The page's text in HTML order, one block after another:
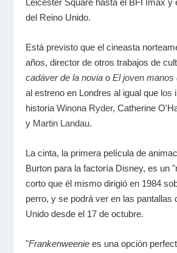
Leicester Square hasta el BFI Imax y
del Reino Unido.
Está previsto que el cineasta
años, director de otros trabajos de
cadáver de la novia oEl joven manos
al estreno en Londres al igual que los
historiaWinona Ryder, Catherine
y Martin Landau.
La cinta, la primera película de
Burton para la factoría Disney, es un
corto que él mismo dirigió en 1984
perro, y se podrá ver en las pantallas
Unido desde el 17 de octubre.
"Frankenweenie es una opción